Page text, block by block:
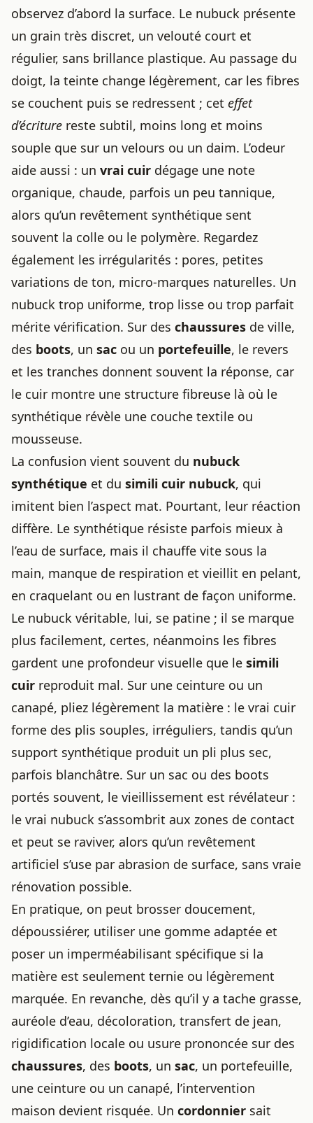
observez d’abord la surface. Le nubuck présente
un grain très discret, un velouté court et
régulier, sans brillance plastique. Au passage du
doigt, la teinte change légèrement, car les fibres
se couchent puis se redressent ; cet effet
d’écriture reste subtil, moins long et moins
souple que sur un velours ou un daim. L’odeur
aide aussi : un vrai cuir dégage une note
organique, chaude, parfois un peu tannique,
alors qu’un revêtement synthétique sent
souvent la colle ou le polymère. Regardez
également les irrégularités : pores, petites
variations de ton, micro-marques naturelles. Un
nubuck trop uniforme, trop lisse ou trop parfait
mérite vérification. Sur des chaussures de ville,
des boots, un sac ou un portefeuille, le revers
et les tranches donnent souvent la réponse, car
le cuir montre une structure fibreuse là où le
synthétique révèle une couche textile ou
mousseuse.
La confusion vient souvent du nubuck
synthétique et du simili cuir nubuck, qui
imitent bien l’aspect mat. Pourtant, leur réaction
diffère. Le synthétique résiste parfois mieux à
l’eau de surface, mais il chauffe vite sous la
main, manque de respiration et vieillit en pelant,
en craquelant ou en lustrant de façon uniforme.
Le nubuck véritable, lui, se patine ; il se marque
plus facilement, certes, néanmoins les fibres
gardent une profondeur visuelle que le simili
cuir reproduit mal. Sur une ceinture ou un
canapé, pliez légèrement la matière : le vrai cuir
forme des plis souples, irréguliers, tandis qu’un
support synthétique produit un pli plus sec,
parfois blanchâtre. Sur un sac ou des boots
portés souvent, le vieillissement est révélateur :
le vrai nubuck s’assombrit aux zones de contact
et peut se raviver, alors qu’un revêtement
artificiel s’use par abrasion de surface, sans vraie
rénovation possible.
En pratique, on peut brosser doucement,
dépoussiérer, utiliser une gomme adaptée et
poser un imperméabilisant spécifique si la
matière est seulement ternie ou légèrement
marquée. En revanche, dès qu’il y a tache grasse,
auréole d’eau, décoloration, transfert de jean,
rigidification locale ou usure prononcée sur des
chaussures, des boots, un sac, un portefeuille,
une ceinture ou un canapé, l’intervention
maison devient risquée. Un cordonnier sait